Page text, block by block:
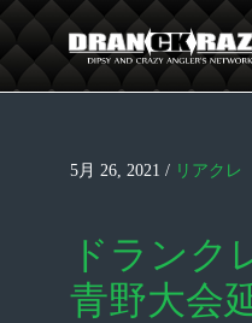
5月 26, 2021 / リアクレ
ドランク
青野大会